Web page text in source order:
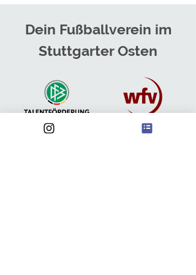
Dein Fußballverein im
Stuttgarter Osten